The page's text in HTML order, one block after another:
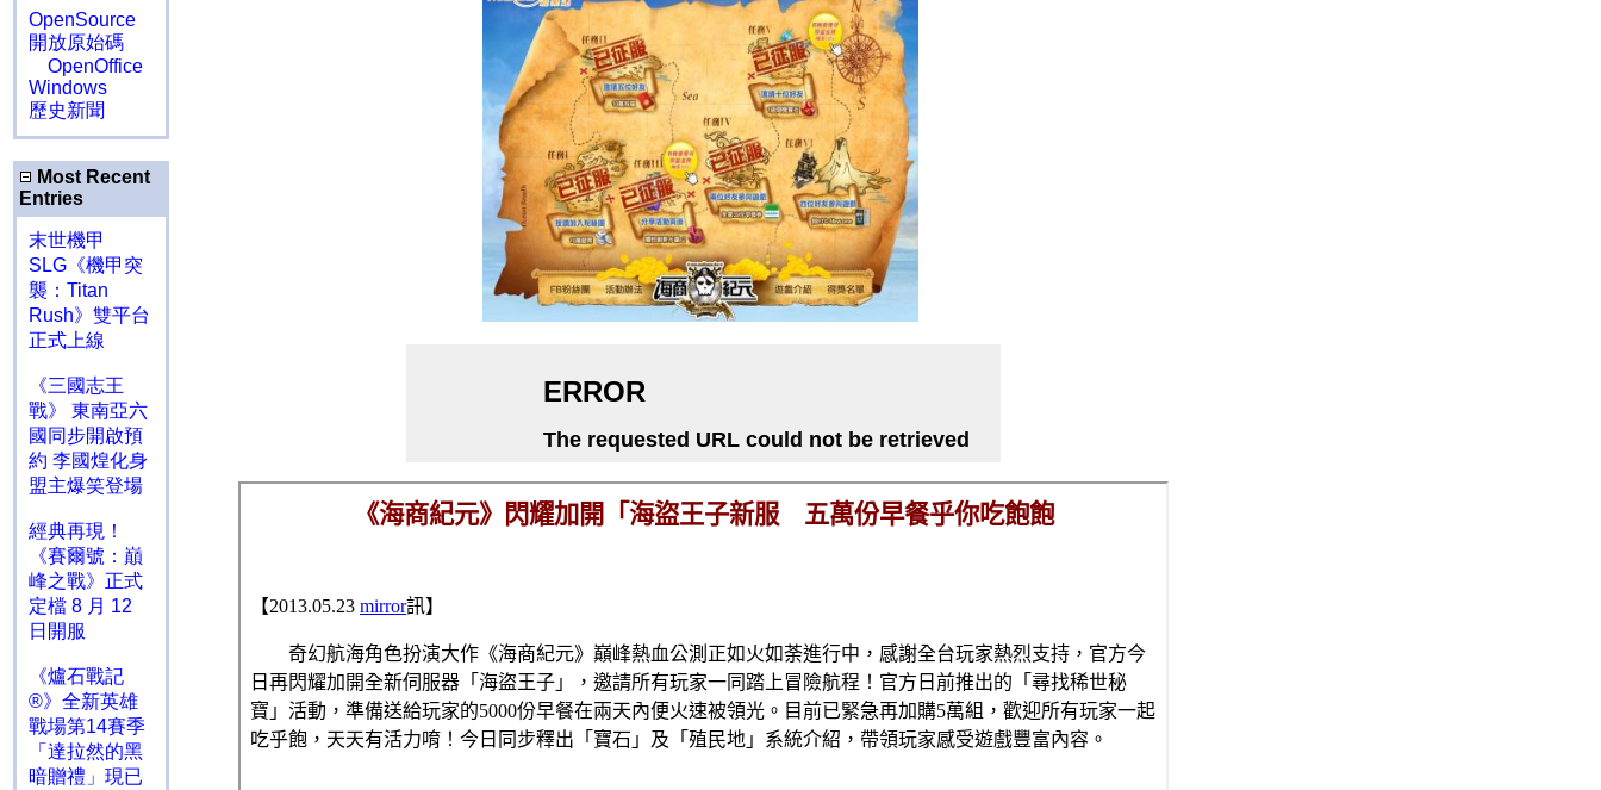
OpenSource
開放原始碼
OpenOffice
Windows
歷史新聞
Most Recent
Entries
末世機甲
SLG《機甲突
襲：Titan
Rush》雙平台
正式上線
《三國志王
戰》 東南亞六
國同步開啟預
約 李國煌化身
盟主爆笑登場
經典再現！
《賽爾號：巔
峰之戰》正式
定檔 8 月 12
日開服
《爐石戰記
®》全新英雄
戰場第14賽季
「達拉然的黑
暗贈禮」現已